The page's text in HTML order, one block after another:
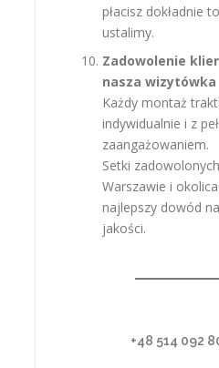
płacisz dokładnie
ustalimy.
Zadowolenie
nasza wizytówka
Każdy montaż
indywidualnie i z
zaangażowaniem.
Setki
Warszawie i
najlepszy dowód
jakości.
+48 514 092